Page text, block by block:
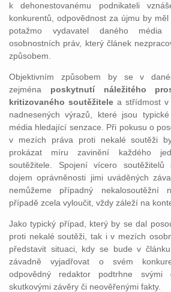
k dehonestovanému podnikateli
konkurentů, odpovědnost za újmu by
potažmo vydavatel daného
osobnostních práv, který článek
způsobem.
Objektivním způsobem by se v
zejména poskytnutí náležitého
kritizovaného soutěžitele a střídmost v
nadnesených výrazů, které jsou
média hledající senzace. Při pokusu o
v mezích práva proti nekalé soutěži
prokázat míru zavinění každého
soutěžitele. Spojení vícero soutěžitelů
dojem oprávněnosti jimi uváděných
nemůžeme případný nekalosoutěžní
případě zcela vyloučit, vždy záleží na
Jako typický případ, který by se dal
proti nekalé soutěži, tak i v mezích
představit situaci, kdy se bude v
závadně vyjadřovat o svém
odpovědný redaktor podtrhne svými
skutkovými závěry či neověřenými fakty.